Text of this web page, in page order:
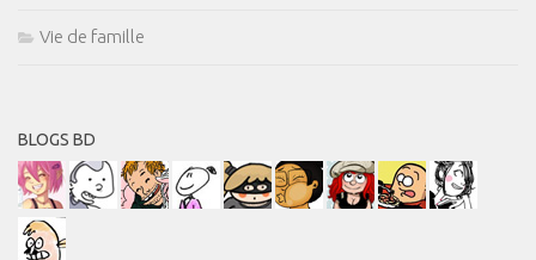
Vie de famille
BLOGS BD